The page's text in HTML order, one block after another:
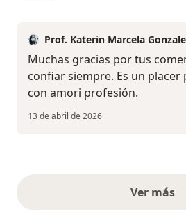
Prof. Katerin Marcela
Muchas gracias por tus
confiar siempre. Es un placer
con amori profesión.
13 de abril de 2026
Ver más